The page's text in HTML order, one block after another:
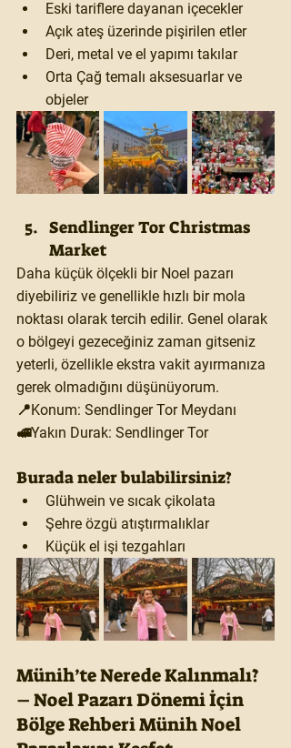
Eski tariflere dayanan içecekler
Açık ateş üzerinde pişirilen etler
Deri, metal ve el yapımı takılar
Orta Çağ temalı aksesuarlar ve
objeler
Sendlinger Tor Christmas
Market
Daha küçük ölçekli bir Noel pazarı
diyebiliriz ve genellikle hızlı bir mola
noktası olarak tercih edilir. Genel olarak
o bölgeyi gezeceğiniz zaman gitseniz
yeterli, özellikle ekstra vakit ayırmanıza
gerek olmadığını düşünüyorum.
📍Konum: Sendlinger Tor Meydanı
🚅Yakın Durak: Sendlinger Tor
Burada neler bulabilirsiniz?
Glühwein ve sıcak çikolata
Şehre özgü atıştırmalıklar
Küçük el işi tezgahları
Münih’te Nerede Kalınmalı?
– Noel Pazarı Dönemi İçin
Bölge Rehberi Münih Noel